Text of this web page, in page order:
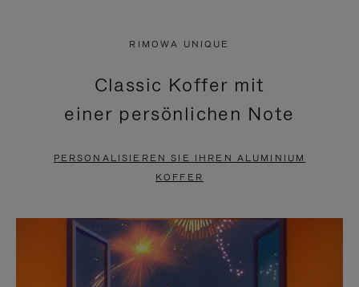
PAUSIERT,
BITTE
DRÜCKEN
ANZUHALTEN
KLICKEN
SIE
ZUM
AUFHEBEN
STUMMSCHALTUNG
RIMOWA UNIQUE
Classic Koffer mit
einer persönlichen Note
PERSONALISIEREN SIE IHREN ALUMINIUM
KOFFER